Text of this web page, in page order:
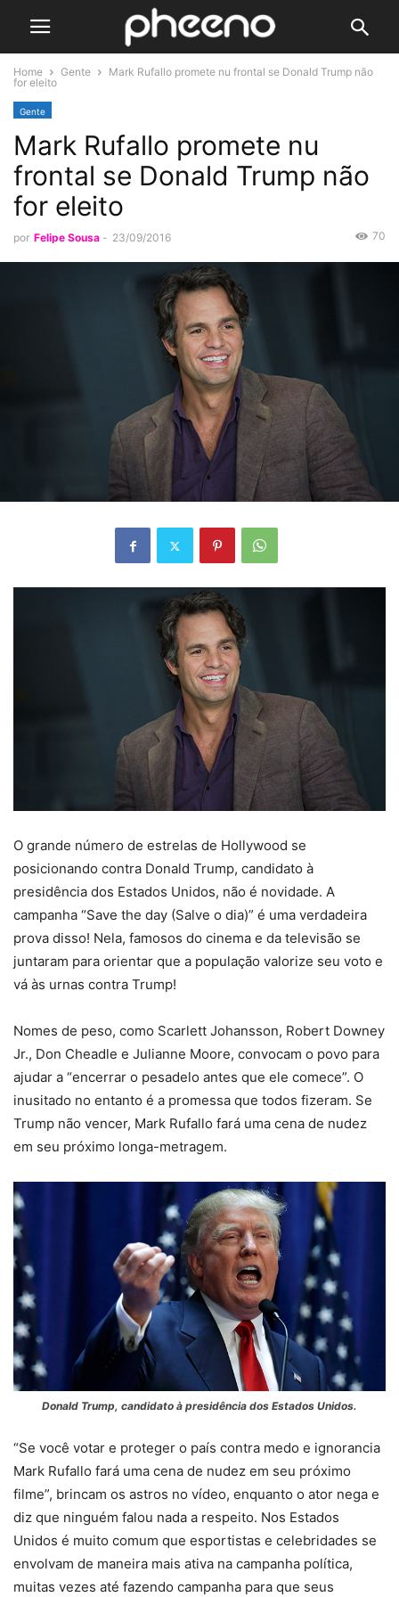
Home Gente
Mark Rufallo promete nu frontal se Donald Trump não
for eleito
Gente
Mark Rufallo promete nu
frontal se Donald Trump não
for eleito
por Felipe Sousa - 23/09/2016 70
O grande número de estrelas de Hollywood se
posicionando contra Donald Trump, candidato à
presidência dos Estados Unidos, não é novidade. A
campanha “Save the day (Salve o dia)” é uma verdadeira
prova disso! Nela, famosos do cinema e da televisão se
juntaram para orientar que a população valorize seu voto e
vá às urnas contra Trump!
Nomes de peso, como Scarlett Johansson, Robert Downey
Jr., Don Cheadle e Julianne Moore, convocam o povo para
ajudar a “encerrar o pesadelo antes que ele comece”. O
inusitado no entanto é a promessa que todos fizeram. Se
Trump não vencer, Mark Rufallo fará uma cena de nudez
em seu próximo longa-metragem.
Donald Trump, candidato à presidência dos Estados Unidos.
“Se você votar e proteger o país contra medo e ignorancia
Mark Rufallo fará uma cena de nudez em seu próximo
filme”, brincam os astros no vídeo, enquanto o ator nega e
diz que ninguém falou nada a respeito. Nos Estados
Unidos é muito comum que esportistas e celebridades se
envolvam de maneira mais ativa na campanha política,
muitas vezes até fazendo campanha para que seus